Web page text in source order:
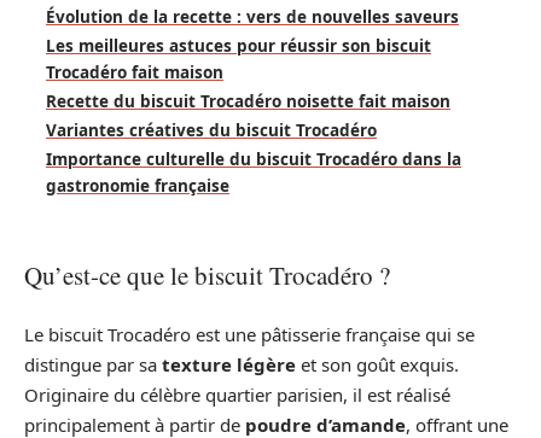
Évolution de la recette : vers de nouvelles saveurs
Les meilleures astuces pour réussir son biscuit
Trocadéro fait maison
Recette du biscuit Trocadéro noisette fait maison
Variantes créatives du biscuit Trocadéro
Importance culturelle du biscuit Trocadéro dans la
gastronomie française
Qu’est-ce que le biscuit Trocadéro ?
Le biscuit Trocadéro est une pâtisserie française qui se
distingue par sa texture légère et son goût exquis.
Originaire du célèbre quartier parisien, il est réalisé
principalement à partir de poudre d’amande, offrant une